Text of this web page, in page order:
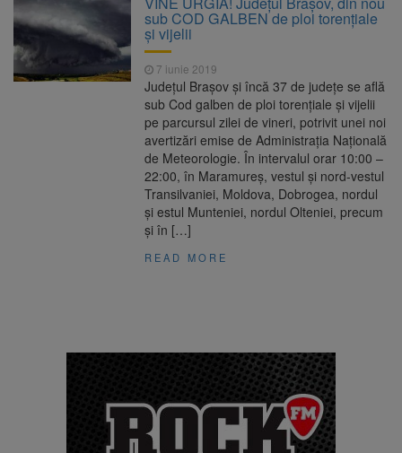
Nivelul Dunării a început să crească
8 august 2026
Asociația Română pentru
Iluminat cere reducerea luminii pe timpul
nopții, nu oprirea iluminatului public
7 august 2026
Trafic blocat pe DN1E Brașov
– Poiana Brașov după un accident. Două
persoane primesc îngrijiri medicale
Se schimbă examenul de
medic specialist. Subiecte unice în toată țara,
aceeași oră și același barem
sub COD GALBEN de ploi torenţiale
și vijelii
7 iunie 2019
Județul Brașov și încă 37 de judeţe se află
sub Cod galben de ploi torenţiale şi vijelii
pe parcursul zilei de vineri, potrivit unei noi
avertizări emise de Administraţia Naţională
de Meteorologie. În intervalul orar 10:00 –
22:00, în Maramureş, vestul şi nord-vestul
Transilvaniei, Moldova, Dobrogea, nordul
şi estul Munteniei, nordul Olteniei, precum
şi în […]
READ MORE